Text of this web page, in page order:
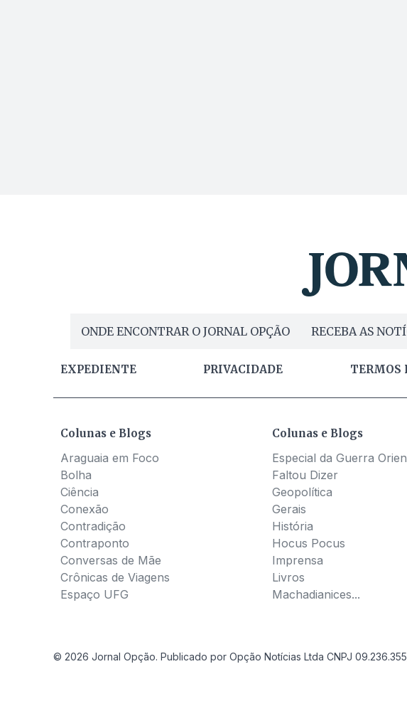
ONDE ENCONTRAR O JORNAL OPÇÃO RECEBA AS
EXPEDIENTE PRIVACIDADE TERMOS
Colunas e Blogs
Araguaia em Foco
Bolha
Ciência
Conexão
Contradição
Contraponto
Conversas de Mãe
Crônicas de Viagens
Espaço UFG
Colunas e Blogs
Especial da Guerra
Faltou Dizer
Geopolítica
Gerais
História
Hocus Pocus
Imprensa
Livros
Machadianices...
© 2026 Jornal Opção. Publicado por Opção Notícias Ltda CNPJ